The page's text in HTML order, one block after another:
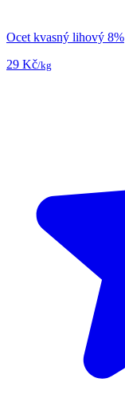
Ocet kvasný lihový 8%
29 Kč/kg